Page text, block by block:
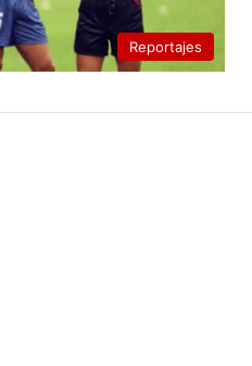
Reportajes